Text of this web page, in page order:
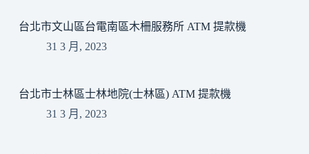
台北市文山區台電南區木柵服務所 ATM 提款機
31 3 月, 2023
台北市士林區士林地院(士林區) ATM 提款機
31 3 月, 2023